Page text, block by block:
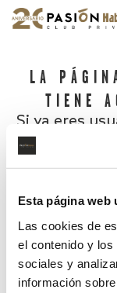
Esta página web
Las cookies de
el contenido y
sociales y
información
LA
TIENE
Si ya eres